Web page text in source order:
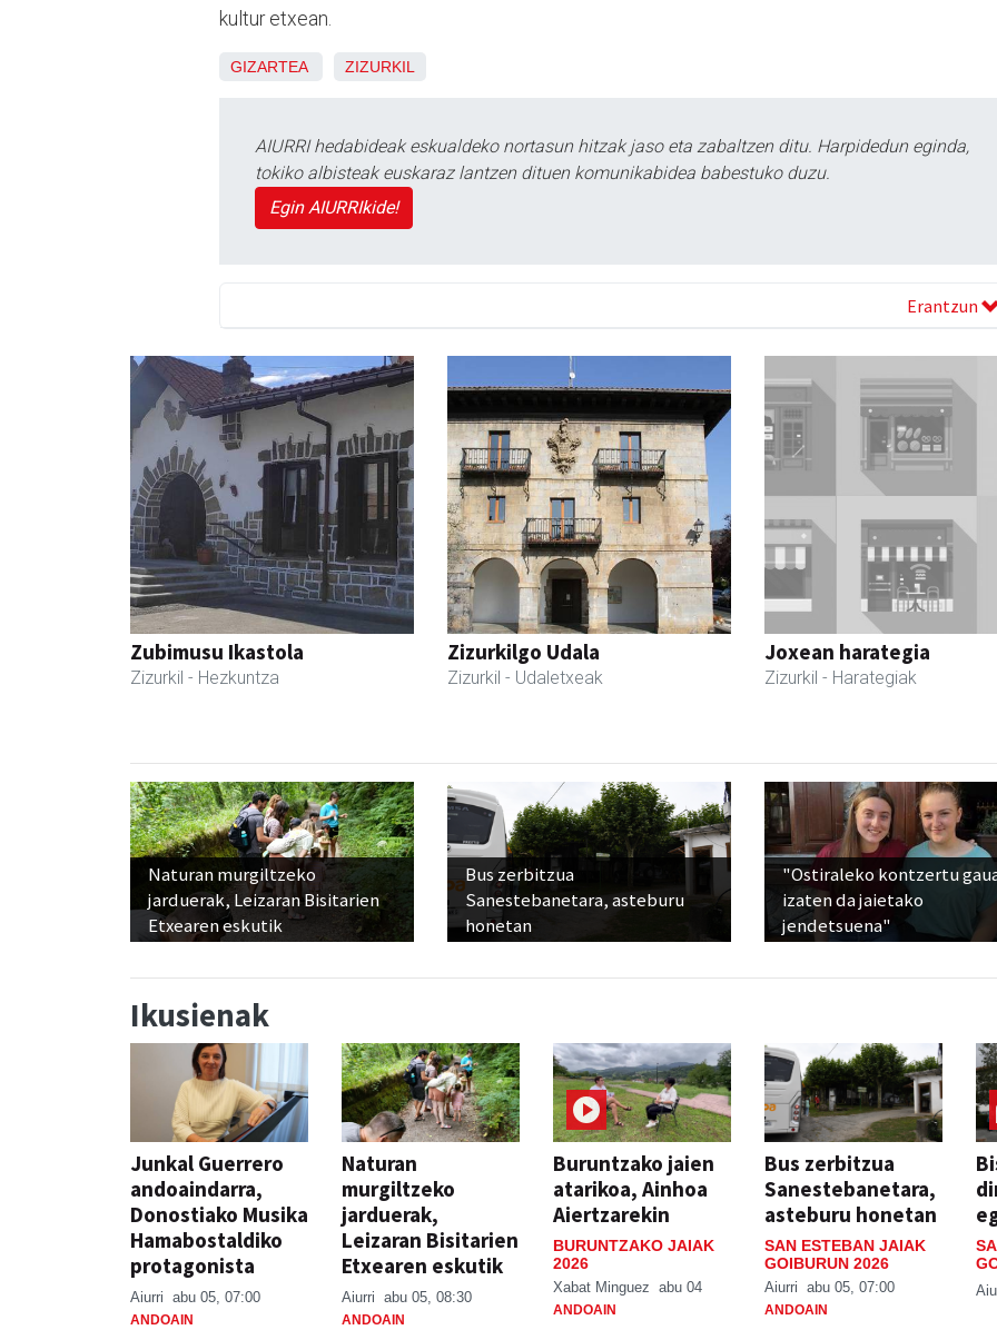
kultur etxean.
GIZARTEA ZIZURKIL
AIURRI hedabideak eskualdeko nortasun hitzak jaso eta zabaltzen ditu. Harpidedun eginda,
tokiko albisteak euskaraz lantzen dituen komunikabidea babestuko duzu.
Egin AIURRIkide!
Erantzun
Zubimusu Ikastola
Zizurkil - Hezkuntza
Zizurkilgo Udala
Zizurkil - Udaletxeak
Joxean harategia
Zizurkil - Harategiak
Naturan murgiltzeko
jarduerak, Leizaran Bisitarien
Etxearen eskutik
Bus zerbitzua
Sanestebanetara, asteburu
honetan
"Ostiraleko kontzertu
izaten da jaietako
jendetsuena"
Ikusienak
Junkal Guerrero
andoaindarra,
Donostiako Musika
Hamabostaldiko
protagonista
Aiurri abu 05, 07:00
ANDOAIN
Naturan
murgiltzeko
jarduerak,
Leizaran Bisitarien
Etxearen eskutik
Aiurri abu 05, 08:30
ANDOAIN
Buruntzako jaien
atarikoa, Ainhoa
Aiertzarekin
BURUNTZAKO JAIAK
2026
Xabat Minguez abu 04
ANDOAIN
Bus zerbitzua
Sanestebanetara,
asteburu honetan
SAN ESTEBAN JAIAK
GOIBURUN 2026
Aiurri abu 05, 07:00
ANDOAIN